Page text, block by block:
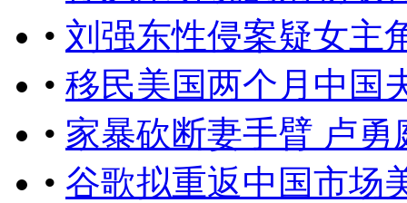
• 刘强东性侵案疑女主
• 移民美国两个月中国
• 家暴砍断妻手臂 卢勇
• 谷歌拟重返中国市场